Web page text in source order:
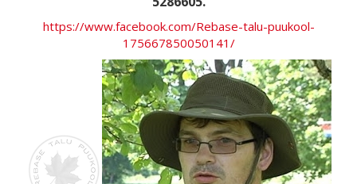
https://www.facebook.com/Rebase-talu-puukool-
175667850050141/